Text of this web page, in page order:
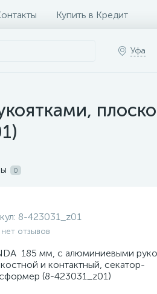
Купить в Кредит
Уфа
0
8-423031_z01
отзывов
185 мм, с алюминиевыми
и контактный, секатор-
(8-423031_z01)